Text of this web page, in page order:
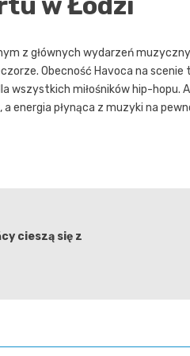
z głównych wydarzeń
Obecność Havoca na scenie
wszystkich miłośników hip-hopu.
energia płynąca z muzyki na
cieszą się z